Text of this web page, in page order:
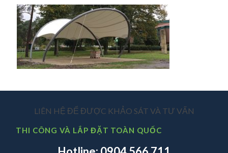
LIÊN HỆ ĐỂ ĐƯỢC KHẢO SÁT VÀ TƯ VẤN
THI CÔNG VÀ LẮP ĐẶT TOÀN QUỐC